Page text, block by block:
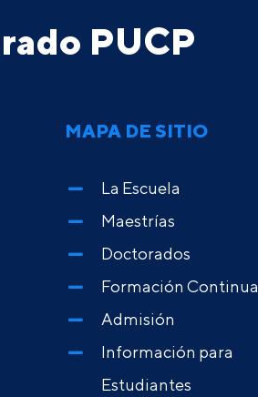
PUCP
MAPA DE SITIO
La Escuela
Maestrías
Doctorados
Formación Continua
Admisión
Información para
Estudiantes